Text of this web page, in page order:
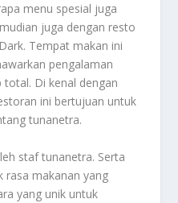
menu spesial juga
juga dengan resto
Tempat makan ini
pengalaman
total. Di kenal dengan
ini bertujuan untuk
tunanetra.
staf tunanetra. Serta
rasa makanan yang
yang unik untuk